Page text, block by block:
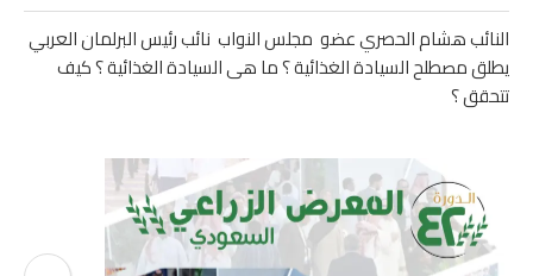
النائب هشام الحصري عضو مجلس النواب نائب رئيس البرلمان العربي
يطلق مصطلح السيادة الغذائية ؟ ما هى السيادة الغذائية ؟ كيف
تتحقق ؟